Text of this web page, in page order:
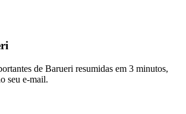
de Barueri resumidas em 3 minutos,
seu e-mail.